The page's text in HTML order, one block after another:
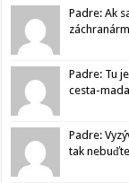
Padre: Ak
Padre: Tu
cesta-
Padre:
tak